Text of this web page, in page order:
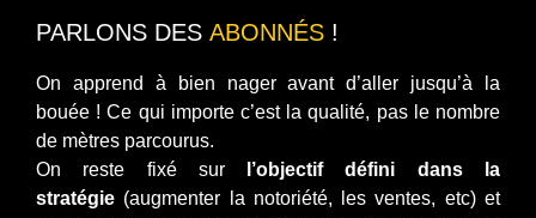
PARLONS DES ABONNÉS !
On apprend à bien nager avant d’aller jusqu’à la
bouée ! Ce qui importe c’est la qualité, pas le nombre
de mètres parcourus.
On reste fixé sur
l’objectif défini dans la
stratégie (augmenter la notoriété, les ventes, etc) et